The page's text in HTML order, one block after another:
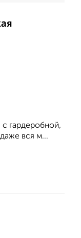
гардеробной,
вся м...